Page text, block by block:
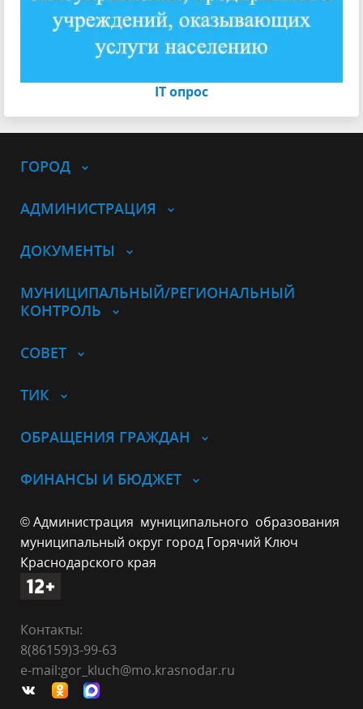
IT опрос
ГОРОД
АДМИНИСТРАЦИЯ
ДОКУМЕНТЫ
МУНИЦИПАЛЬНЫЙ/РЕГИОНАЛЬНЫЙ
КОНТРОЛЬ
СОВЕТ
ТИК
ОБРАЩЕНИЯ ГРАЖДАН
ФИНАНСЫ И БЮДЖЕТ
© Администрация муниципального образования
муниципальный округ город Горячий Ключ
Краснодарского края
Контакты:
8(86159)3-99-63
e-mail:gor_kluch@mo.krasnodar.ru